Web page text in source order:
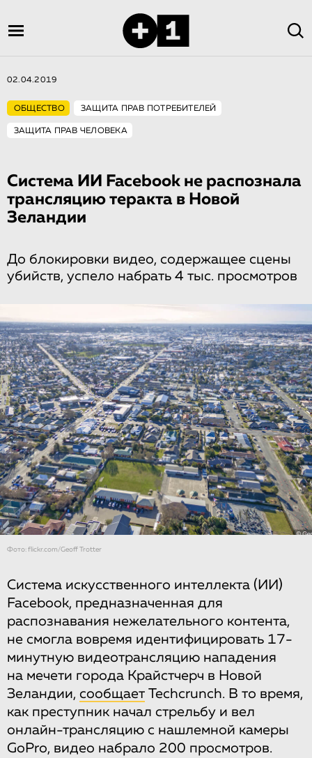
02.04.2019
ОБЩЕСТВО ЗАЩИТА ПРАВ ПОТРЕБИТЕЛЕЙ
ЗАЩИТА ПРАВ ЧЕЛОВЕКА
Система ИИ Facebook не распознала
трансляцию теракта в Новой
Зеландии
До блокировки видео, содержащее сцены
убийств, успело набрать 4 тыс. просмотров
Фото: flickr.com/Geoff Trotter
Система искусственного интеллекта (ИИ)
Facebook, предназначенная для
распознавания нежелательного контента,
не смогла вовремя идентифицировать 17-
минутную видеотрансляцию нападения
на мечети города Крайстчерч в Новой
Зеландии, сообщает Techcrunch. В то время,
как преступник начал стрельбу и вел
онлайн-трансляцию с нашлемной камеры
GoPro, видео набрало 200 просмотров.